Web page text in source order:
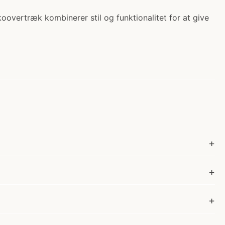
kombinerer stil og funktionalitet for at give